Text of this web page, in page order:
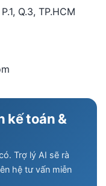
Q.3, TP.HCM
kế toán &
Trợ lý AI sẽ rà
hệ tư vấn miễn